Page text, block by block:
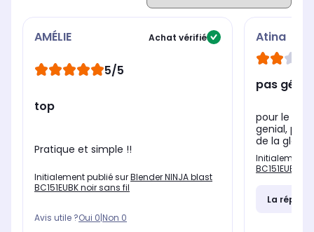
AMÉLIE Achat vérifié
5/5
top
Pratique et simple !!
Initialement publié surBlender NINJA blast
BC151EUBK noir sans fil
Avis utile ?Oui 0|Non 0
Atina
pas
pour le prix
genial, pas
de la glace
Initialement
BC151EUBK
La